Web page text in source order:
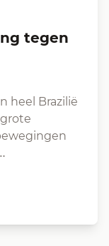
heel Brazilië